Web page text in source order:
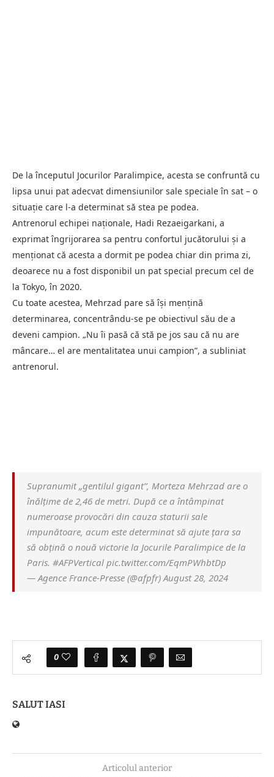
De la începutul Jocurilor Paralimpice, acesta se confruntă cu
lipsa unui pat adecvat dimensiunilor sale speciale în sat – o
situație care l-a determinat să stea pe podea.
Antrenorul echipei naționale, Hadi Rezaeigarkani, a
exprimat îngrijorarea sa pentru confortul jucătorului și a
menționat că acesta a dormit pe podea chiar din prima zi,
deoarece nu a fost disponibil un pat special precum cel de
la Tokyo, în 2020.
Cu toate acestea, Mehrzad pare să își mențină
determinarea, concentrându-se pe obiectivul său de a
deveni campion. „Nu îi pasă că stă pe jos sau că nu are
mâncare… el are mentalitatea unui campion”, a subliniat
antrenorul.
Supranumit „gentilul gigant”, Morteza Mehrzad are o
înălțime de 2,46 de metri. După ce a întâmpinat
numeroase provocări din cauza staturii sale
impunătoare, acum este determinat să ajute țara sa
să obțină o nouă victorie la Jocurile Paralimpice de la
Paris. #AFPVertical pic.twitter.com/EqmPWhbtDp
— Agence France-Presse (@afpfr) August 28, 2024
0
SALUT IASI
Articolul anterior